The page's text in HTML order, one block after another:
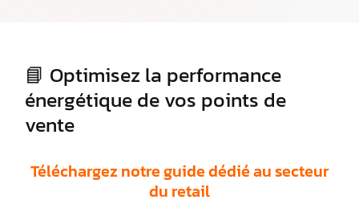
📘 Optimisez la performance
énergétique de vos points de
vente
Téléchargez notre guide dédié au secteur
du retail